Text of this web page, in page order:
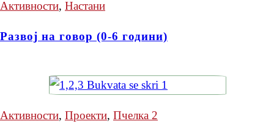
Активности, Настани
Развој на говор (0-6 години)
Активности, Проекти, Пчелка 2